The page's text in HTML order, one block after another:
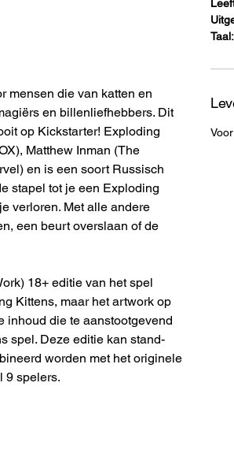
mensen die van katten en
en billenliefhebbers. Dit
op Kickstarter! Exploding
Matthew Inman (The
en is een soort Russisch
stapel tot je een Exploding
verloren. Met alle andere
een beurt overslaan of de
18+ editie van het spel
Kittens, maar het artwork op
inhoud die te aanstootgevend
spel. Deze editie kan stand-
worden met het originele
9 spelers.
Taal: